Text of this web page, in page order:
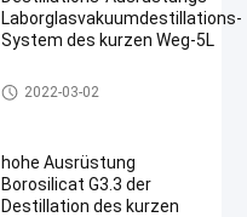
Laborglasvakuumdestillations-
System des kurzen Weg-5L
Destillationsausrüstung des kurzen
Weges
2022-03-02
hohe Ausrüstung
Borosilicat G3.3 der
Destillation des kurzen